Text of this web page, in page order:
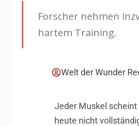
Forscher nehmen
hartem Training.
Welt der Wunder
Jeder Muskel
heute nicht